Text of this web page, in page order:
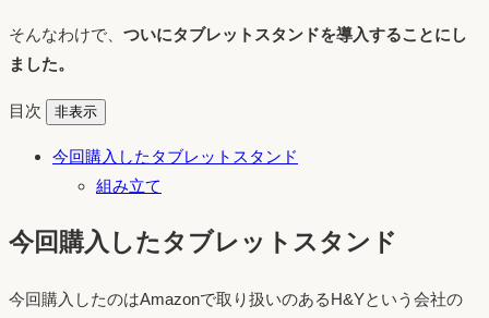
そんなわけで、 ついにタブレットスタンドを導入することにし
ました。
目次 非表示
今回購入したタブレットスタンド
組み立て
今回購入したタブレットスタンド
今回購入したのはAmazonで取り扱いのあるH&Yという会社の